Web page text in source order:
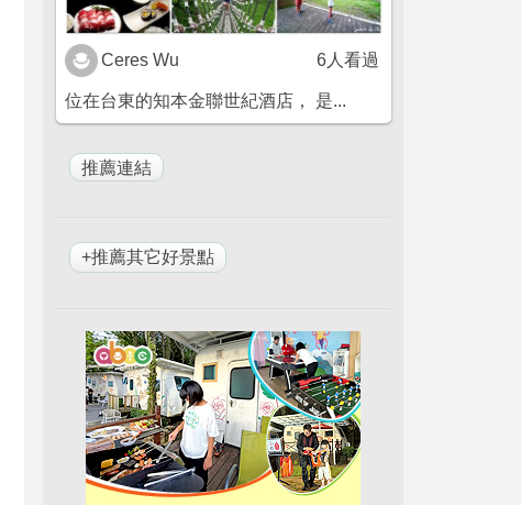
Ceres Wu 6人看過
位在台東的知本金聯世紀酒店， 是...
+推薦其它好景點